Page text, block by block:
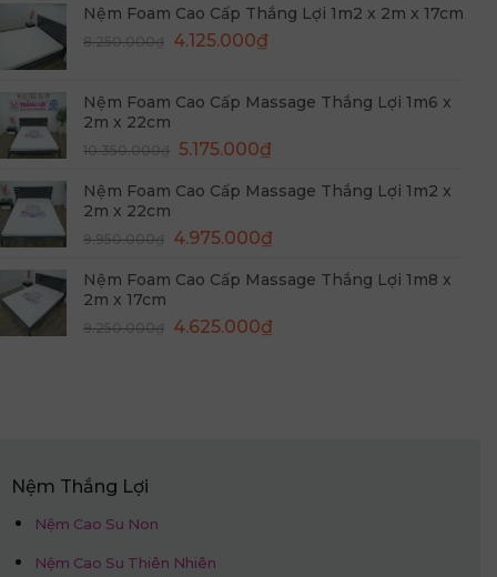
8.650.000₫.là:
Nệm Foam Cao Cấp Thắng Lợi 1m2 x 2m x 17cm
8.250.000₫ Giá
8.250.000₫.
4.125.000₫Giá
là:
Nệm Foam Cao Cấp Massage Thắng Lợi 1m6 x
2m x 22cm
10.350.000₫ Giá
là:
5.175.000₫Giá
tại
5.175.000₫.
Nệm Foam Cao Cấp Massage Thắng Lợi 1m2 x
2m x 22cm
9.950.000₫ Giá
là:
4.975.000₫Giá
tại
4.975.000₫.
Nệm Foam Cao Cấp Massage Thắng Lợi 1m8 x
2m x 17cm
9.250.000₫ Giá
4.625.000₫Giá
Nệm Thắng Lợi
Nệm Cao Su Non
Nệm Cao Su Thiên Nhiên